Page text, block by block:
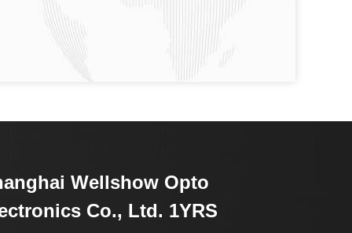
Wellshow Opto
Co., Ltd. 1YRS